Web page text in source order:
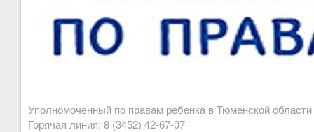
Уполномоченный по правам ребенка в Тюменской
Горячая линия: 8 (3452) 42-67-07